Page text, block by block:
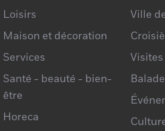
Loisirs
Maison et décoration
Services
Santé - beauté - bien-
être
Horeca
Ville